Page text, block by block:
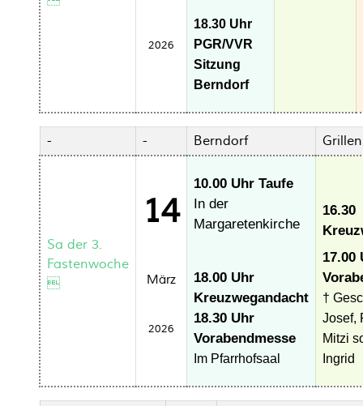
2026
18.30 Uhr
PGR/VVR
Sitzung
Berndorf
- - Berndorf
Sa der 3.
Fastenwoche

14
März
2026
10.00 Uhr Taufe
In der
Margaretenkirche
18.00 Uhr
Kreuzwegandacht
18.30 Uhr
Vorabendmesse
Im Pfarrhofsaal
16.30
17.00
†
Josef,
Mitzi
Ingrid